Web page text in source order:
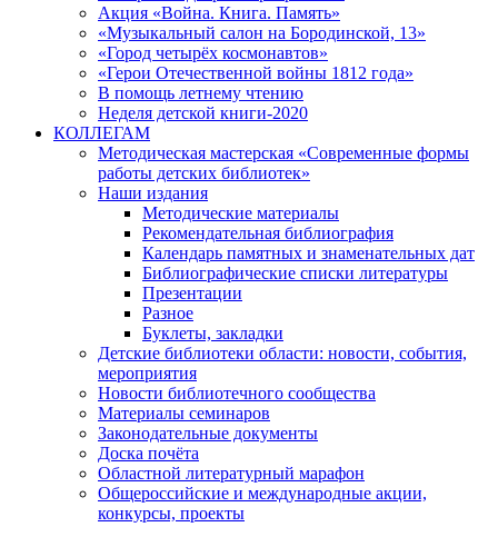
Акция «Война. Книга. Память»
«Музыкальный салон на Бородинской, 13»
«Город четырёх космонавтов»
«Герои Отечественной войны 1812 года»
В помощь летнему чтению
Неделя детской книги-2020
КОЛЛЕГАМ
Методическая мастерская «Современные формы
работы детских библиотек»
Наши издания
Методические материалы
Рекомендательная библиография
Календарь памятных и знаменательных дат
Библиографические списки литературы
Презентации
Разное
Буклеты, закладки
Детские библиотеки области: новости, события,
мероприятия
Новости библиотечного сообщества
Материалы семинаров
Законодательные документы
Доска почёта
Областной литературный марафон
Общероссийские и международные акции,
конкурсы, проекты